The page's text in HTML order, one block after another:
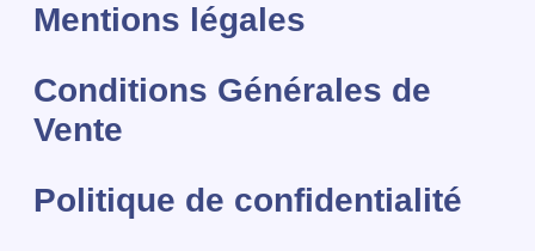
Mentions légales
Conditions Générales de
Vente
Politique de confidentialité